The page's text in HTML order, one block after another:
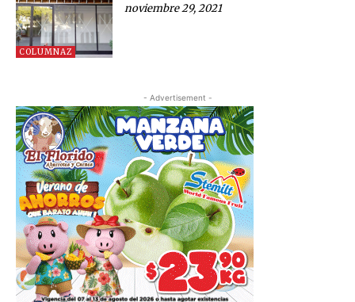
COLUMNAZ
noviembre 29, 2021
- Advertisement -